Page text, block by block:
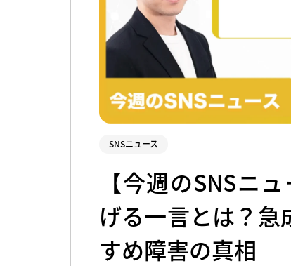
SNSニュース
【今週のSNSニ
げる一言とは？
すめ障害の真相